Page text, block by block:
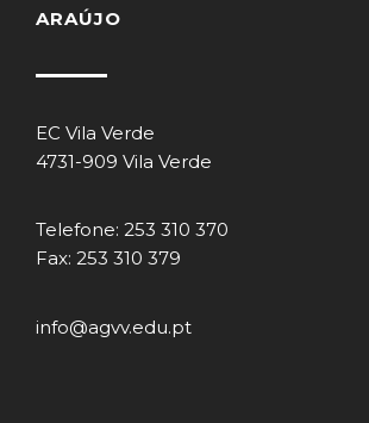
ARAÚJO
EC Vila Verde
4731-909 Vila Verde
Telefone: 253 310 370
Fax: 253 310 379
info@agvv.edu.pt